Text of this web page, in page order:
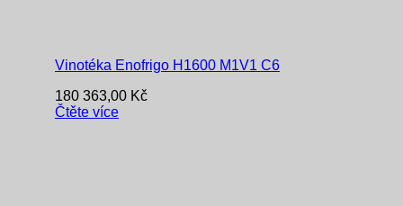
Vinotéka Enofrigo H1600 M1V1 C6
180 363,00 Kč
Čtěte více